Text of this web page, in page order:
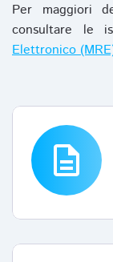
Per maggiori
consultare le
Elettronico
description